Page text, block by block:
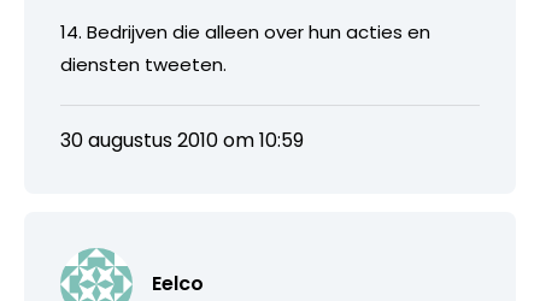
14. Bedrijven die alleen over hun acties en
diensten tweeten.
30 augustus 2010 om 10:59
Eelco